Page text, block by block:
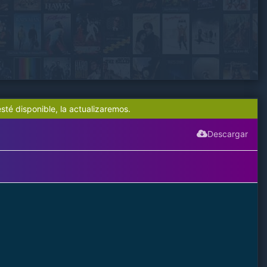
disponible, la actualizaremos.
Descargar